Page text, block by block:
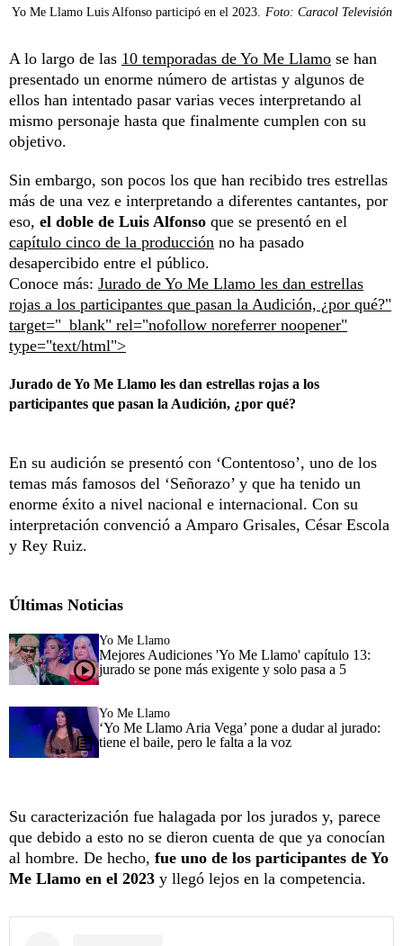
Yo Me Llamo Luis Alfonso participó en el 2023. Foto: Caracol Televisión
A lo largo de las 10 temporadas de Yo Me Llamo se han
presentado un enorme número de artistas y algunos de
ellos han intentado pasar varias veces interpretando al
mismo personaje hasta que finalmente cumplen con su
objetivo.
Sin embargo, son pocos los que han recibido tres estrellas
más de una vez e interpretando a diferentes cantantes, por
eso, el doble de Luis Alfonso que se presentó en el
capítulo cinco de la producción no ha pasado
desapercibido entre el público.
Conoce más: Jurado de Yo Me Llamo les dan estrellas
rojas a los participantes que pasan la Audición, ¿por qué?"
target="_blank" rel="nofollow noreferrer noopener"
type="text/html">
Jurado de Yo Me Llamo les dan estrellas rojas a los
participantes que pasan la Audición, ¿por qué?
En su audición se presentó con ‘Contentoso’, uno de los
temas más famosos del ‘Señorazo’ y que ha tenido un
enorme éxito a nivel nacional e internacional. Con su
interpretación convenció a Amparo Grisales, César Escola
y Rey Ruiz.
Últimas Noticias
Yo Me Llamo
Mejores Audiciones 'Yo Me Llamo' capítulo 13:
jurado se pone más exigente y solo pasa a 5
Yo Me Llamo
‘Yo Me Llamo Aria Vega’ pone a dudar al jurado:
tiene el baile, pero le falta a la voz
Su caracterización fue halagada por los jurados y, parece
que debido a esto no se dieron cuenta de que ya conocían
al hombre. De hecho, fue uno de los participantes de Yo
Me Llamo en el 2023 y llegó lejos en la competencia.